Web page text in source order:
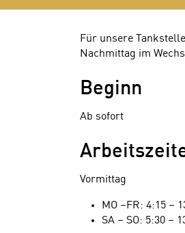
Für unsere
Nachmittag im
Beginn
Ab sofort
Vormittag
MO –FR: 4:15 –
SA – SO: 5:30 –